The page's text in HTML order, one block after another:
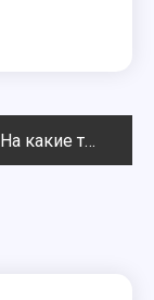
На какие танцы отдать ребенка и когда?